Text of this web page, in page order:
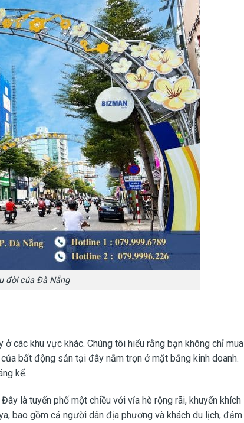
đời của Đà Nẵng
các khu vực khác. Chúng tôi hiểu rằng bạn không chỉ mua
bất động sản tại đây nằm trọn ở mặt bằng kinh doanh.
kể.
là tuyến phố một chiều với vỉa hè rộng rãi, khuyến khích
bao gồm cả người dân địa phương và khách du lịch, đảm